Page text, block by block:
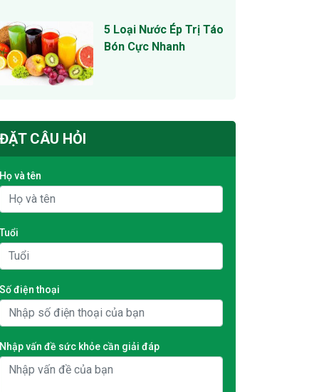
5 Loại Nước Ép Trị Táo
Bón Cực Nhanh
ĐẶT CÂU HỎI
Họ và tên
Tuổi
Số điện thoại
Nhập vấn đề sức khỏe cần giải đáp